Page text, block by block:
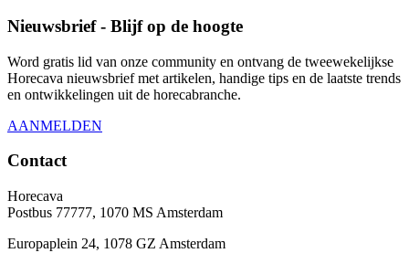
Nieuwsbrief - Blijf op de hoogte
Word gratis lid van onze community en ontvang de tweewekelijkse
Horecava nieuwsbrief met artikelen, handige tips en de laatste trends
en ontwikkelingen uit de horecabranche.
AANMELDEN
Contact
Horecava
Postbus 77777, 1070 MS Amsterdam
Europaplein 24, 1078 GZ Amsterdam